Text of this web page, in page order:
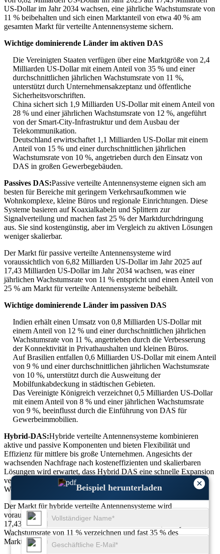
×
Beispiel herunterladen
US-Dollar im Jahr 2034 wachsen, eine jährliche Wachstumsrate von
11 % beibehalten und sich einen Marktanteil von etwa 40 % am
gesamten Markt für verteilte Antennensysteme sichern.
Wichtige dominierende Länder im aktiven DAS
Die Vereinigten Staaten verfügen über eine Marktgröße von 2,4
Milliarden US-Dollar mit einem Anteil von 35 % und einer
durchschnittlichen jährlichen Wachstumsrate von 11 %,
unterstützt durch Unternehmensakzeptanz und öffentliche
Sicherheitsvorschriften.
China sichert sich 1,9 Milliarden US-Dollar mit einem Anteil von
28 % und einer jährlichen Wachstumsrate von 12 %, angeführt
von der Smart-City-Infrastruktur und dem Ausbau der
Telekommunikation.
Deutschland erwirtschaftet 1,1 Milliarden US-Dollar mit einem
Anteil von 15 % und einer durchschnittlichen jährlichen
Wachstumsrate von 10 %, angetrieben durch den Einsatz von
DAS in großen Gewerbegebäuden.
Passives DAS:Passive verteilte Antennensysteme eignen sich am
besten für Bereiche mit geringem Verkehrsaufkommen wie
Wohnkomplexe, kleine Büros und regionale Einrichtungen. Diese
Systeme basieren auf Koaxialkabeln und Splittern zur
Signalverteilung und machen fast 25 % der Marktdurchdringung
aus. Sie sind kostengünstig, aber im Vergleich zu aktiven Lösungen
weniger skalierbar.
Der Markt für passive verteilte Antennensysteme wird
voraussichtlich von 6,82 Milliarden US-Dollar im Jahr 2025 auf
17,43 Milliarden US-Dollar im Jahr 2034 wachsen, was einer
jährlichen Wachstumsrate von 11 % entspricht und einen Anteil von
25 % am Markt für verteilte Antennensysteme beibehält.
Wichtige dominierende Länder im passiven DAS
Indien erhält einen Umsatz von 0,8 Milliarden US-Dollar mit
einem Anteil von 12 % und einer durchschnittlichen jährlichen
Wachstumsrate von 11 %, angetrieben durch die Verbesserung
der Konnektivität in Privathaushalten und kleinen Büros.
Auf Brasilien entfallen 0,6 Milliarden US-Dollar mit einem Anteil
von 9 % und einer durchschnittlichen jährlichen Wachstumsrate
von 10 %, unterstützt durch die Ausweitung der
Mobilfunkabdeckung in städtischen Gebieten.
Das Vereinigte Königreich verzeichnet 0,5 Milliarden US-Dollar
mit einem Anteil von 8 % und einer jährlichen Wachstumsrate
von 9 %, beeinflusst durch die Einführung von DAS für
Gewerbeimmobilien.
Hybrid-DAS:Hybride verteilte Antennensysteme kombinieren
aktive und passive Komponenten und bieten Flexibilität und
Effizienz für mittlere bis große Unternehmen. Angesichts der
wachsenden Nachfrage nach kosteneffizienten und skalierbaren
Lösungen wird erwartet, dass Hybrid DAS eine schnelle Expansion
verzeichnen wird und nach Typsegmentierung etwa 35 % des
Weltmarktes ausmachen wird.
Der Markt für hybride verteilte Antennensysteme wird
voraussichtlich von 6,82 Milliarden US-Dollar im Jahr 2025 auf
17,43 Milliarden US-Dollar im Jahr 2034 wachsen, eine jährliche
Wachstumsrate von 11 % verzeichnen und fast 35 % des
Marktanteils für verteilte Antennensysteme erobern.